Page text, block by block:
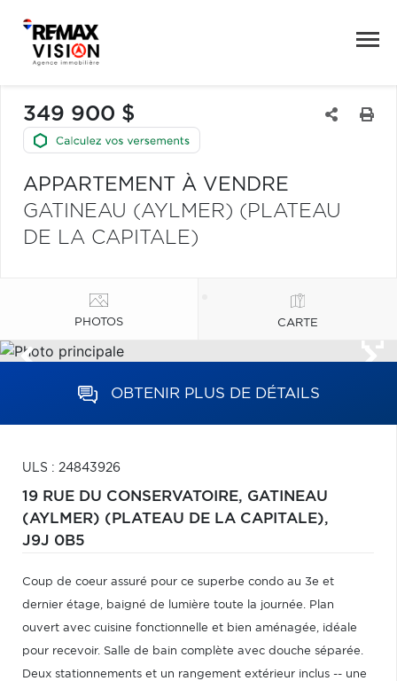
349 900 $
APPARTEMENT À VENDRE
GATINEAU (AYLMER) (PLATEAU
DE LA CAPITALE)
PHOTOS CARTE
OBTENIR PLUS DE DÉTAILS
ULS : 24843926
19 RUE DU CONSERVATOIRE, GATINEAU
(AYLMER) (PLATEAU DE LA CAPITALE),
J9J 0B5
Coup de coeur assuré pour ce superbe condo au 3e et
dernier étage, baigné de lumière toute la journée. Plan
ouvert avec cuisine fonctionnelle et bien aménagée, idéale
pour recevoir. Salle de bain complète avec douche séparée.
Deux stationnements et un rangement extérieur inclus -- une